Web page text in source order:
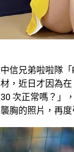
中信兄弟啦啦隊
材，近日才因為在
30 次正常嗎？」
襲胸的照片，再